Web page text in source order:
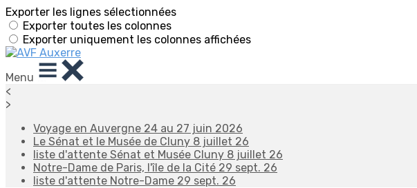
Exporter les lignes sélectionnées
Exporter toutes les colonnes
Exporter uniquement les colonnes affichées
Menu
<
>
Voyage en Auvergne 24 au 27 juin 2026
Le Sénat et le Musée de Cluny 8 juillet 26
liste d'attente Sénat et Musée Cluny 8 juillet 26
Notre-Dame de Paris, l'île de la Cité 29 sept. 26
liste d'attente Notre-Dame 29 sept. 26